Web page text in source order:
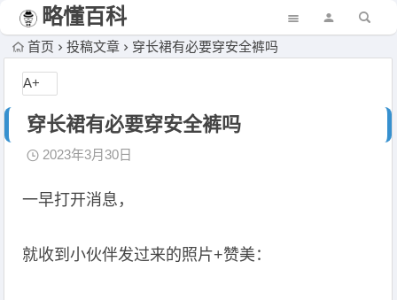
略懂百科
首页 投稿文章 穿长裙有必要穿安全裤吗
穿长裙有必要穿安全裤吗
2023年3月30日
一早打开消息，
就收到小伙伴发过来的照片+赞美：
A+